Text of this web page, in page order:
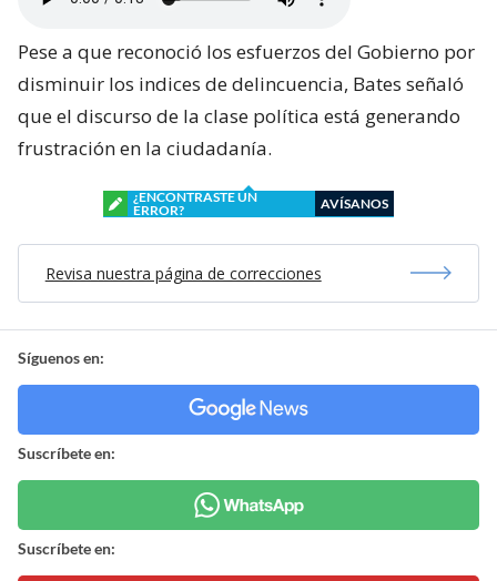
Pese a que reconoció los esfuerzos del Gobierno por
disminuir los indices de delincuencia, Bates señaló
que el discurso de la clase política está generando
frustración en la ciudadanía.
¿ENCONTRASTE UN
ERROR?
AVÍSANOS
Revisa nuestra página de correcciones
Síguenos en:
Suscríbete en:
Suscríbete en: